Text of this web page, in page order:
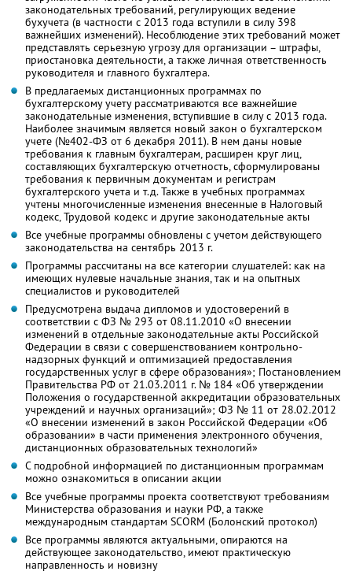
законодательных требований, регулирующих ведение
бухучета (в частности с 2013 года вступили в силу 398
важнейших изменений). Несоблюдение этих требований может
представлять серьезную угрозу для организации – штрафы,
приостановка деятельности, а также личная ответственность
руководителя и главного бухгалтера.
В предлагаемых дистанционных программах по
бухгалтерскому учету рассматриваются все важнейшие
законодательные изменения, вступившие в силу с 2013 года.
Наиболее значимым является новый закон о бухгалтерском
учете (№402-ФЗ от 6 декабря 2011). В нем даны новые
требования к главным бухгалтерам, расширен круг лиц,
составляющих бухгалтерскую отчетность, сформулированы
требования к первичным документам и регистрам
бухгалтерского учета и т.д. Также в учебных программах
учтены многочисленные изменения внесенные в Налоговый
кодекс, Трудовой кодекс и другие законодательные акты
Все учебные программы обновлены с учетом действующего
законодательства на сентябрь 2013 г.
Программы рассчитаны на все категории слушателей: как на
имеющих нулевые начальные знания, так и на опытных
специалистов и руководителей
Предусмотрена выдача дипломов и удостоверений в
соответствии с ФЗ № 293 от 08.11.2010 «О внесении
изменений в отдельные законодательные акты Российской
Федерации в связи с совершенствованием контрольно-
надзорных функций и оптимизацией предоставления
государственных услуг в сфере образования»; Постановлением
Правительства РФ от 21.03.2011 г. № 184 «Об утверждении
Положения о государственной аккредитации образовательных
учреждений и научных организаций»; ФЗ № 11 от 28.02.2012
«О внесении изменений в закон Российской Федерации «Об
образовании» в части применения электронного обучения,
дистанционных образовательных технологий»
С подробной информацией по дистанционным программам
можно ознакомиться в описании акции
Все учебные программы проекта соответствуют требованиям
Министерства образования и науки РФ, а также
международным стандартам SCORM (Болонский протокол)
Все программы являются актуальными, опираются на
действующее законодательство, имеют практическую
направленность и новизну